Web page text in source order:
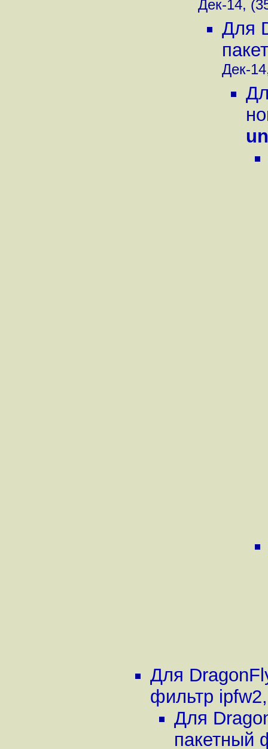
Дек-14,
Для
Дек-
Для
фильтр ipfw2
Для
пакетный